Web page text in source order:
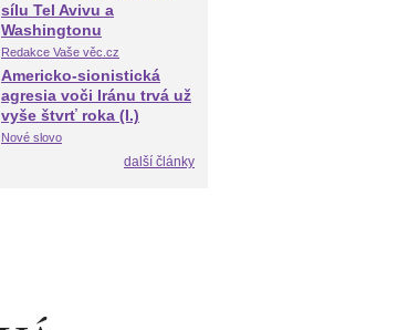
sílu Tel Avivu a
Washingtonu
Redakce Vaše věc.cz
Americko-sionistická
agresia voči Iránu trvá už
vyše štvrť roka (I.)
Nové slovo
další články